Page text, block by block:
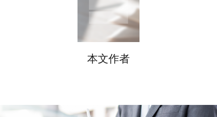
本文作者